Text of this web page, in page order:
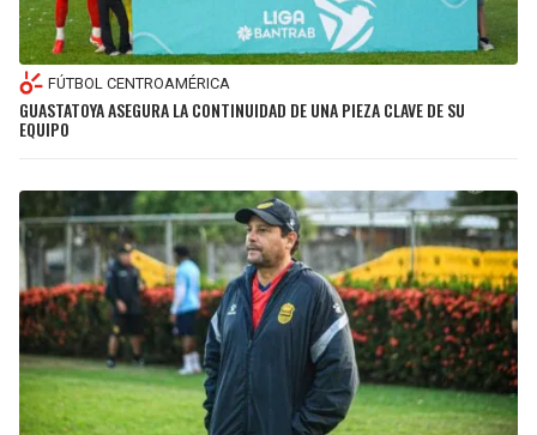
FÚTBOL CENTROAMÉRICA
GUASTATOYA ASEGURA LA CONTINUIDAD DE UNA PIEZA CLAVE DE SU
EQUIPO